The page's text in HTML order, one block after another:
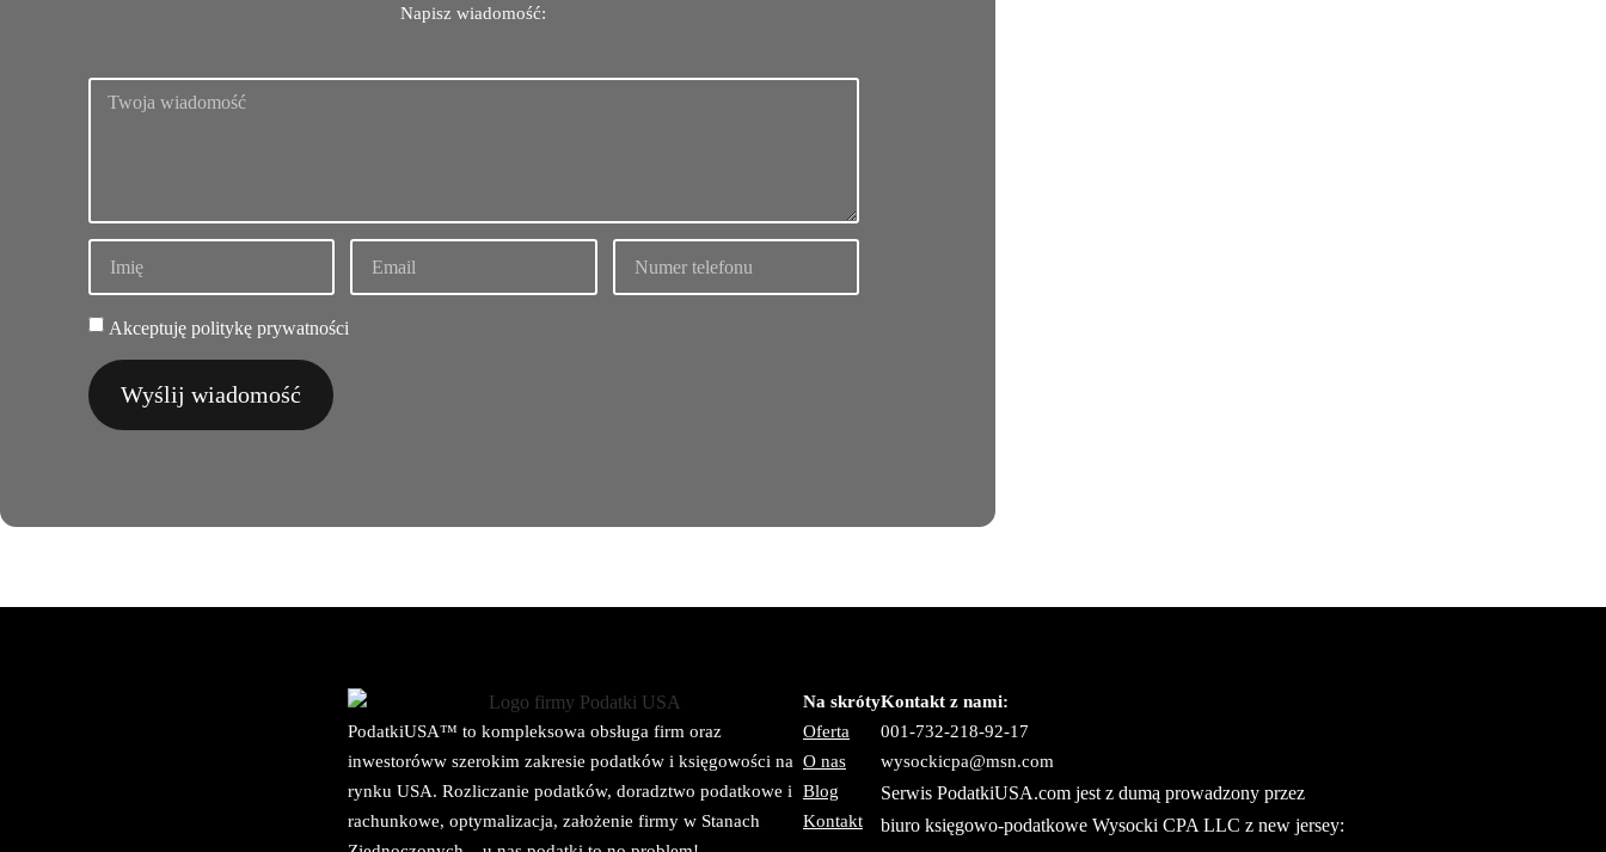
Napisz wiadomość:
Akceptuję politykę prywatności
Wyślij wiadomość
Na skróty
Oferta
O nas
Blog
Kontakt
Kontakt z nami:
001-732-218-92-17
wysockicpa@msn.com
Serwis PodatkiUSA.com jest z dumą prowadzony przez
biuro księgowo-podatkowe Wysocki CPA LLC z new jersey:
PodatkiUSA™ to kompleksowa obsługa firm oraz
inwestoróww szerokim zakresie podatków i księgowości na
rynku USA. Rozliczanie podatków, doradztwo podatkowe i
rachunkowe, optymalizacja, założenie firmy w Stanach